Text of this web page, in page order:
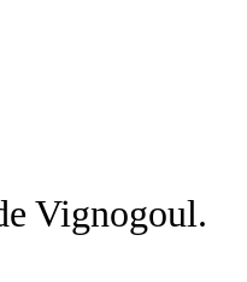
Vignogoul.